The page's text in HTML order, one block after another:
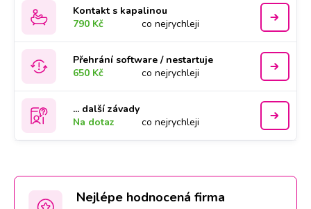
Kontakt s kapalinou
790 Kč
co nejrychleji
Přehrání software / nestartuje
650 Kč
co nejrychleji
... další závady
Na dotaz
co nejrychleji
Nejlépe hodnocená firma